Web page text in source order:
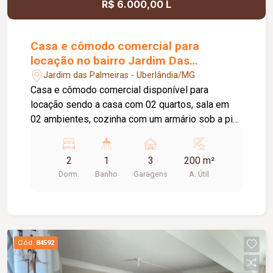
R$ 6.000,00 L
Casa e cômodo comercial para
locação no bairro Jardim Das
Palmeiras
Jardim das Palmeiras - Uberlândia/MG
Casa e cômodo comercial disponível para
locação sendo a casa com 02 quartos, sala em
02 ambientes, cozinha com um armário sob a pia,
vagas de estacionamento, na frente o cômodo
comercial medindo aproximadamente 80 metros
quadrados com 02 portas eletrônicas , 02
2
Dorm.
1
Banho
3
Garagens
200 m²
A. Útil
Cód. 84592